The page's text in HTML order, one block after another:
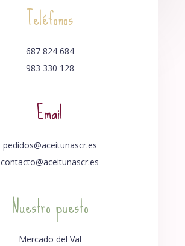
Teléfonos
687 824 684
983 330 128
Email
pedidos@aceitunascr.es
contacto@aceitunascr.es
Nuestro puesto
Mercado del Val